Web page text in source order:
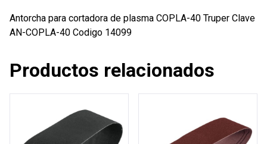
Antorcha para cortadora de plasma COPLA-40 Truper Clave
AN-COPLA-40 Codigo 14099
Productos relacionados